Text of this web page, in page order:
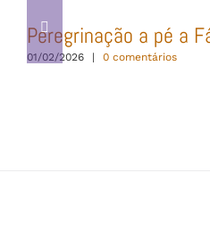
Peregrinação a pé a
01/02/2026 | 0 comentários